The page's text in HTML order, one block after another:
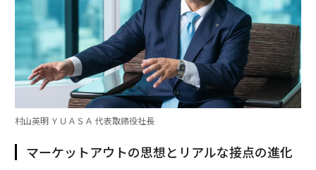
村山英明 ＹＵＡＳＡ 代表取締役社長
マーケットアウトの思想とリアルな接点の進化